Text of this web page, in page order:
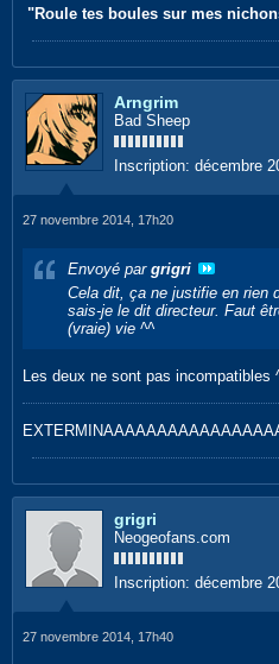
"Roule tes boules sur mes
Arngrim
Bad Sheep
Inscription: décembre
27 novembre 2014, 17h20
Envoyé par grigri
Cela dit, ça ne justifie en rien
sais-je le dit directeur. Faut
(vraie) vie ^^
Les deux ne sont pas incompatibles
grigri
Neogeofans.com
Inscription: décembre
27 novembre 2014, 17h40